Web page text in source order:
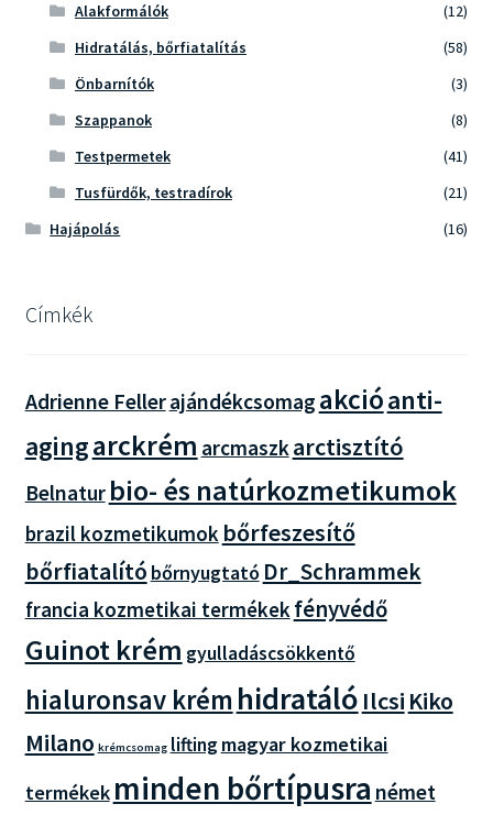
Alakformálók
(12)
Hidratálás, bőrfiatalítás
(58)
Önbarnítók
(3)
Szappanok
(8)
Testpermetek
(41)
Tusfürdők, testradírok
(21)
Hajápolás
(16)
Címkék
Adrienne Fellerajándékcsomag akcióanti-
agingarckrém arcmaszk arctisztító
Belnatur bio- és natúrkozmetikumok
brazil kozmetikumok bőrfeszesítő
bőrfiatalító bőrnyugtató Dr_Schrammek
francia kozmetikai termékek fényvédő
Guinot krém gyulladáscsökkentő
hialuronsav krémhidratáló Ilcsi Kiko
Milano krémcsomag lifting magyar kozmetikai
termékek minden bőrtípusra német